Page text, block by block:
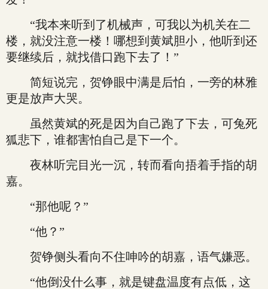
“我本来听到了机械声，可我以为机关在二
楼，就没注意一楼！哪想到黄斌胆小，他听到还
要继续后，就找借口跑下去了！”
简短说完，贺铮眼中满是后怕，一旁的林雅
更是放声大哭。
虽然黄斌的死是因为自己跑了下去，可兔死
狐悲下，谁都害怕自己是下一个。
夜林听完目光一沉，转而看向捂着手指的胡
嘉。
“那他呢？”
“他？”
贺铮侧头看向不住呻吟的胡嘉，语气嫌恶。
“他倒没什么事，就是键盘温度有点低，这